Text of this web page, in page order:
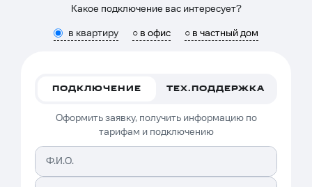
Какое подключение вас интересует?
в квартиру ○ в офис ○ в частный дом
ПОДКЛЮЧЕНИЕ ТЕХ.ПОДДЕРЖКА
Оформить заявку, получить информацию по
тарифам и подключению